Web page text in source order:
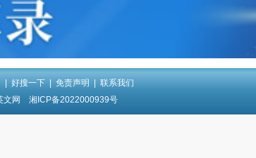
好搜一下 免责声明
联系我们
文网 湘ICP备2022000939号